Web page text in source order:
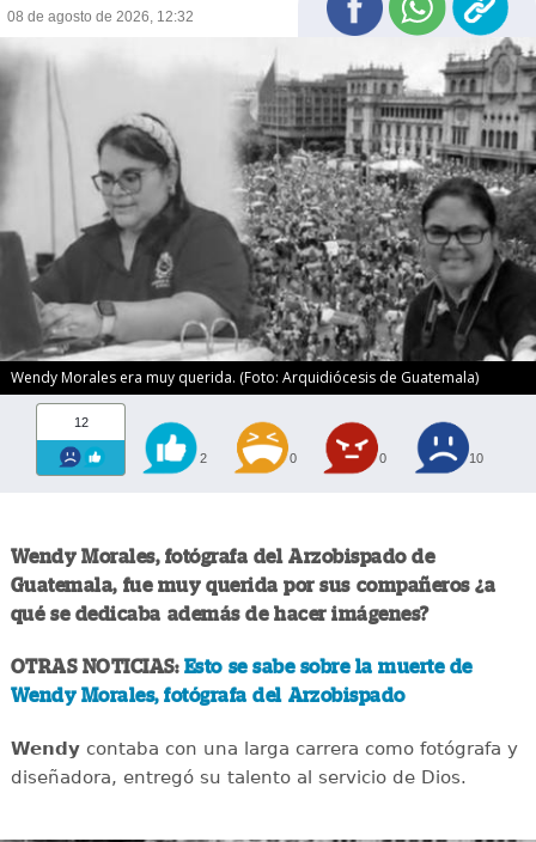
08 de agosto de 2026, 12:32
Wendy Morales era muy querida. (Foto: Arquidiócesis de Guatemala)
12
2 0 0 10
Wendy Morales, fotógrafa del Arzobispado de
Guatemala, fue muy querida por sus compañeros ¿a
qué se dedicaba además de hacer imágenes?
OTRAS NOTICIAS: Esto se sabe sobre la muerte de
Wendy Morales, fotógrafa del Arzobispado
Wendycontaba con una larga carrera como fotógrafa y
diseñadora, entregó su talento al servicio de Dios.